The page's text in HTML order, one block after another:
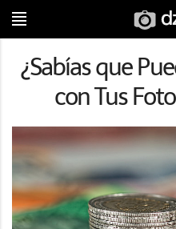
¿Sabías que
con Tus